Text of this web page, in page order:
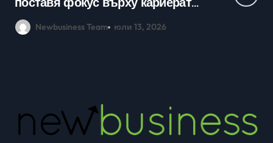
Newbusiness Team юни 26, 2026